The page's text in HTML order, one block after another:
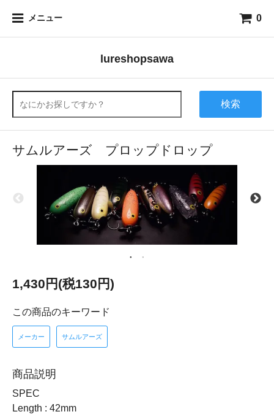
メニュー 0
lureshopsawa
検索
サムルアーズ プロップドロップ
1,430円(税130円)
この商品のキーワード
メーカー サムルアーズ
商品説明
SPEC
Length : 42mm